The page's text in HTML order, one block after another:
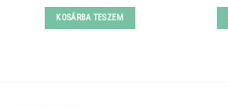
was:
12790 Ft.
KOSÁRBA TESZEM